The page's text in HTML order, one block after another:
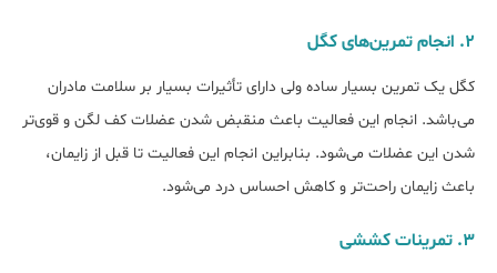
۲. انجام تمرین‌های کگل
کگل یک تمرین بسیار ساده ولی دارای تأثیرات بسیار بر سلامت مادران
می‌باشد. انجام این فعالیت باعث منقبض شدن عضلات کف لگن و قوی‌تر
شدن این عضلات می‌شود. بنابراین انجام این فعالیت تا قبل از زایمان،
باعث زایمان راحت‌تر و کاهش احساس درد می‌شود.
۳. تمرینات کششی